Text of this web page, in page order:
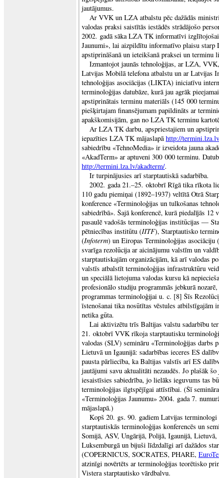
jautājumus.
Ar VVK un LZA atbalstu pēc dažādās
valodas praksi saistītās iestādēs strādājošo
2002. gadā sāka LZA TK informatīvi
Jaunumi», lai aizpildītu informatīvo plaisu
apstiprināšanā un ieteikšanā praksei un
Izmantojot jaunās tehnoloģijas, ar LZA,
Latvijas Mobilā telefona atbalstu un ar Latvijas
tehnoloģijas asociācijas (LIKTA) iniciatīvu
terminoloģijas datubāze, kurā jau agrāk
apstiprinātais terminu materiāls (145 000
piešķirtajam finansējumam papildināts ar
apakškomisijām, gan no LZA TK terminu
Ar LZA TK darbu, apspriestajiem un
iepazīties LZA TK mājaslapāhttp://
sabiedrību «TehnoMedia» ir izveidota jauna
«AkadTerm» ar aptuveni 300 000 terminu.
http://termini.lza.lv/akadterm/.
Ir turpinājusies arī starptautiskā sadarbība.
2002. gada 21.–25. oktobrī Rīgā tika rīkota
110 gadu piemiņai (1892–1937) veltītā Otrā
konference «Terminoloģijas un tulkošanas
sabiedrībā». Šajā konferencē, kurā piedalījās
pasaulē vadošās terminoloģijas institūcijas —
pētniecības institūtu (IITF), Starptautisko
(Infoterm) un Eiropas Terminoloģijas asociāciju (
svarīga rezolūcija ar aicinājumu valstīm un
starptautiskajām organizācijām, kā arī valodas
valstīs atbalstīt terminoloģijas infrastruktūru
un speciālā lietojuma valodas kursu kā
profesionālo studiju programmās jebkurā
programmas terminoloģijai u. c. [8] Šīs
īstenošanai tika nosūtītas vēstules atbilstīgajām
netika gūta.
Lai aktivizētu trīs Baltijas valstu sadarbību
21. oktobrī VVK rīkoja starptautisku
valodas (SLV) semināru «Terminoloģijas darbs
Lietuvā un Igaunijā: sadarbības ieceres ES
pausta pārliecība, ka Baltijas valstīs arī ES
jautājumi savu aktualitāti nezaudēs. Jo plašāk
iesaistīsies sabiedrība, jo lielāks ieguvums tas
terminoloģijas ilgtspējīgai attīstībai. (Šī
«Terminoloģijas Jaunumu» 2004. gada 7.
mājaslapā.)
Kopš 20. gs. 90. gadiem Latvijas
starptautiskās terminoloģijas konferencēs un
Somijā, ASV, Ungārijā, Polijā, Igaunijā,
Luksemburgā un bijuši līdzdalīgi arī dažādos
(COPERNICUS, SOCRATES, PHARE,
atzinīgi novērtēts ar terminoloģijas teorētisko
Vistera starptautisko vārdbalvu.